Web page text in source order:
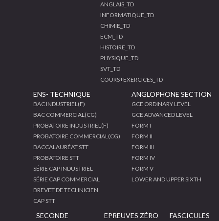
ANGLAIS_TD
INFORMATIQUE_TD
CHIMIE_TD
ECM_TD
HISTOIRE_TD
PHYSIQUE_TD
SVT_TD
COURS+EXERCICES_TD
ENS- TECHNIQUE
BAC INDUSTRIEL(F)
BAC COMMERCIAL(CG)
PROBATOIRE INDUSTRIEL(F)
PROBATOIRE COMMERCIAL(CG)
BACCALAURÉAT STT
PROBATOIRE STT
SÉRIE CAP INDUSTRIEL
SÉRIE CAP COMMERCIAL
BREVET DE TECHNICIEN
CAP STT
ANGLOPHONE SECTION
GCE ORDINARY LEVEL
GCE ADVANCED LEVEL
FORM I
FORM II
FORM III
FORM IV
FORM V
LOWER AND UPPER SIXTH
SECONDE EPREUVES ZÉRO FASCICULES